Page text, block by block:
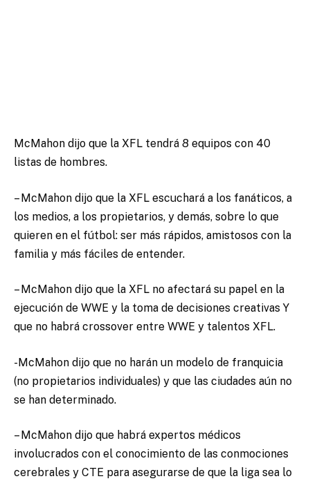
McMahon dijo que la XFL tendrá 8 equipos con 40
listas de hombres.
– McMahon dijo que la XFL escuchará a los fanáticos, a
los medios, a los propietarios, y demás, sobre lo que
quieren en el fútbol: ser más rápidos, amistosos con la
familia y más fáciles de entender.
– McMahon dijo que la XFL no afectará su papel en la
ejecución de WWE y la toma de decisiones creativas Y
que no habrá crossover entre WWE y talentos XFL.
-McMahon dijo que no harán un modelo de franquicia
(no propietarios individuales) y que las ciudades aún no
se han determinado.
– McMahon dijo que habrá expertos médicos
involucrados con el conocimiento de las conmociones
cerebrales y CTE para asegurarse de que la liga sea lo